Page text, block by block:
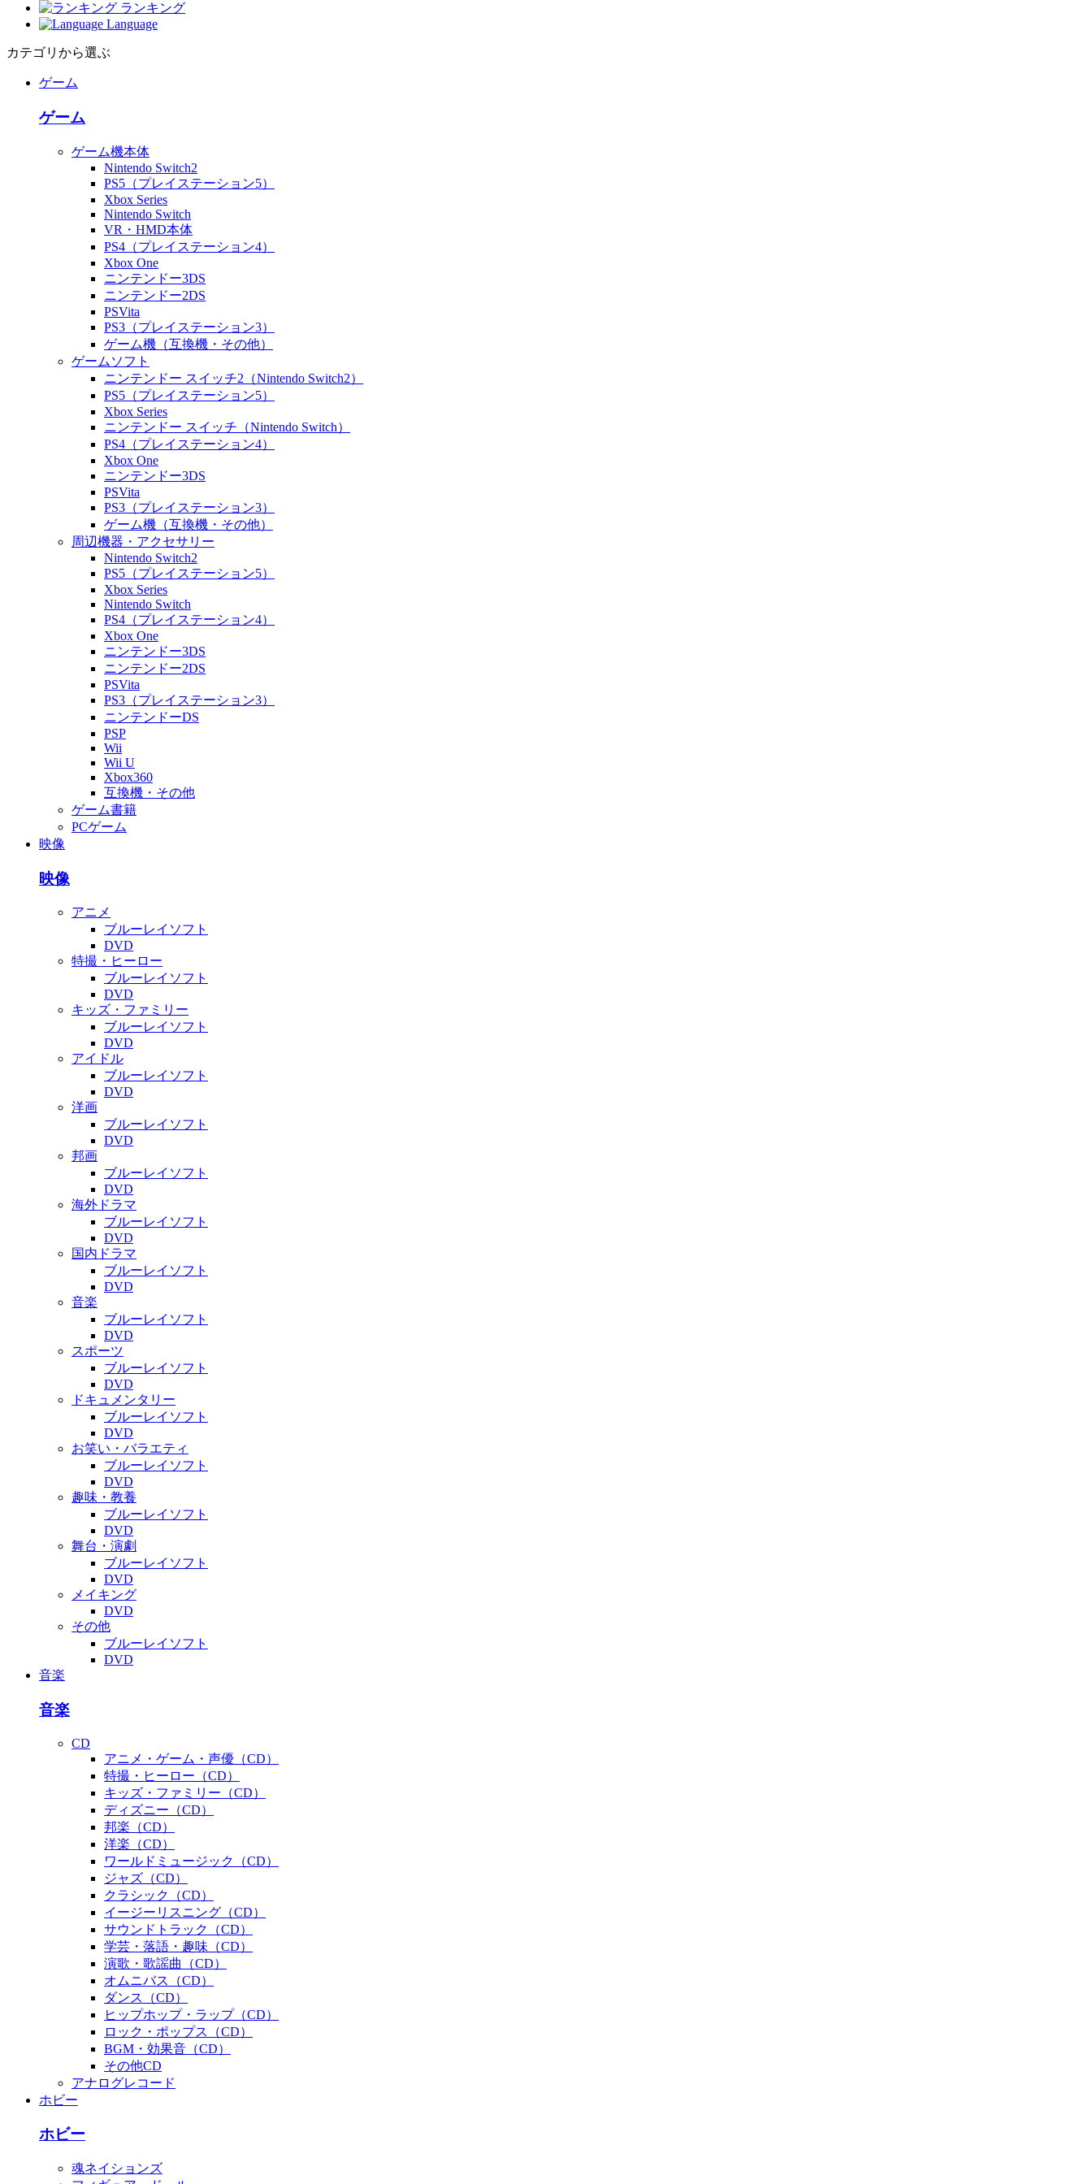
ランキング
Language
カテゴリから選ぶ
ゲーム
ゲーム
ゲーム機本体
Nintendo Switch2
PS5（プレイステーション5）
Xbox Series
Nintendo Switch
VR・HMD本体
PS4（プレイステーション4）
Xbox One
ニンテンドー3DS
ニンテンドー2DS
PSVita
PS3（プレイステーション3）
ゲーム機（互換機・その他）
ゲームソフト
ニンテンドー スイッチ2（Nintendo Switch2）
PS5（プレイステーション5）
Xbox Series
ニンテンドー スイッチ（Nintendo Switch）
PS4（プレイステーション4）
Xbox One
ニンテンドー3DS
PSVita
PS3（プレイステーション3）
ゲーム機（互換機・その他）
周辺機器・アクセサリー
Nintendo Switch2
PS5（プレイステーション5）
Xbox Series
Nintendo Switch
PS4（プレイステーション4）
Xbox One
ニンテンドー3DS
ニンテンドー2DS
PSVita
PS3（プレイステーション3）
ニンテンドーDS
PSP
Wii
Wii U
Xbox360
互換機・その他
ゲーム書籍
PCゲーム
映像
映像
アニメ
ブルーレイソフト
DVD
特撮・ヒーロー
ブルーレイソフト
DVD
キッズ・ファミリー
ブルーレイソフト
DVD
アイドル
ブルーレイソフト
DVD
洋画
ブルーレイソフト
DVD
邦画
ブルーレイソフト
DVD
海外ドラマ
ブルーレイソフト
DVD
国内ドラマ
ブルーレイソフト
DVD
音楽
ブルーレイソフト
DVD
スポーツ
ブルーレイソフト
DVD
ドキュメンタリー
ブルーレイソフト
DVD
お笑い・バラエティ
ブルーレイソフト
DVD
趣味・教養
ブルーレイソフト
DVD
舞台・演劇
ブルーレイソフト
DVD
メイキング
DVD
その他
ブルーレイソフト
DVD
音楽
音楽
CD
アニメ・ゲーム・声優（CD）
特撮・ヒーロー（CD）
キッズ・ファミリー（CD）
ディズニー（CD）
邦楽（CD）
洋楽（CD）
ワールドミュージック（CD）
ジャズ（CD）
クラシック（CD）
イージーリスニング（CD）
サウンドトラック（CD）
学芸・落語・趣味（CD）
演歌・歌謡曲（CD）
オムニバス（CD）
ダンス（CD）
ヒップホップ・ラップ（CD）
ロック・ポップス（CD）
BGM・効果音（CD）
その他CD
アナログレコード
ホビー
ホビー
魂ネイションズ